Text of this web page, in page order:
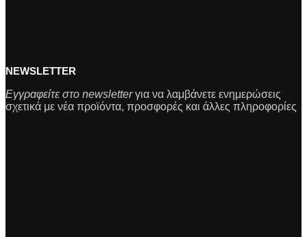
NEWSLETTER
Εγγραφείτε στο newsletterγια να λαμβάνετε ενημερώσεις
σχετικά με νέα προϊόντα, προσφορές και άλλες πληροφορίες